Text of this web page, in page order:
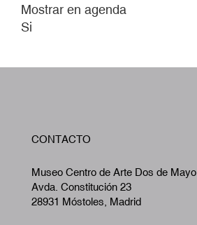
Mostrar en agenda
Si
CONTACTO
Museo Centro de Arte Dos de Mayo
Avda. Constitución 23
28931 Móstoles, Madrid